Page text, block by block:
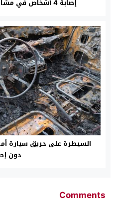
إصابة 4 أشخاص في مشاجرة بين جيران بالبحيرة
السيطرة على حريق سيارة
دون
Comments